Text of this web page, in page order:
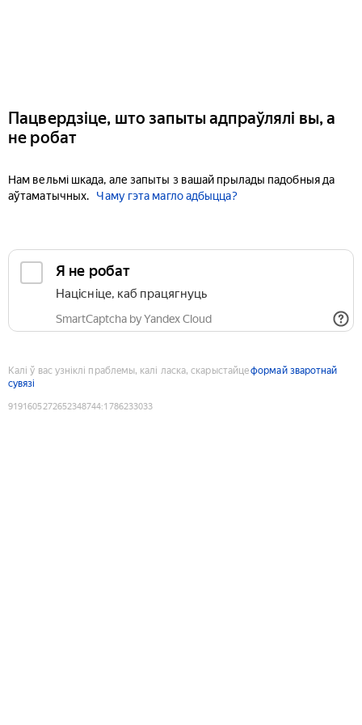
Пацвердзіце, што запыты адпраўлялі вы, а
не робат
Нам вельмі шкада, але запыты з вашай прылады падобныя да
аўтаматычных.
Чаму гэта магло адбыцца?
Я не робат
Націсніце, каб працягнуць
SmartCaptcha by Yandex Cloud
Калі ў вас узніклі праблемы, калі ласка, скарыстайцеформай зваротнай
сувязі
9191605272652348744:1786233033